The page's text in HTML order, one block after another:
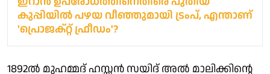
കുപ്പിയിൽ പഴയ വീഞ്ഞുമായി ട്രംപ്, എന്താണ്
'പ്രൊജക്റ്റ് ഫ്രീഡം'?
1892ൽ മുഹമ്മദ് ഹസ്സൻ സയിദ് അൽ മാലിക്കിന്റെ